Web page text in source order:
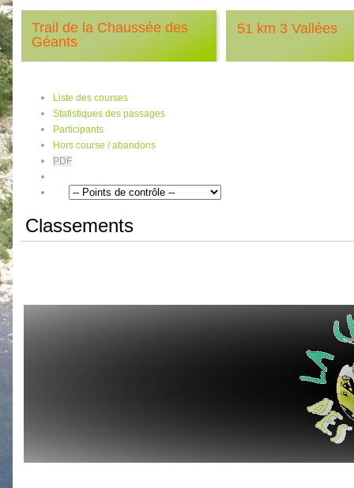
Trail de la Chaussée des
Géants
51 km 3 Vallées
Liste des courses
Statistiques des passages
Participants
Hors course / abandons
PDF
Classements